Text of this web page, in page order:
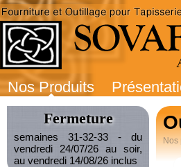
Nos Produits
Fermeture
semaines 31-32-33 - du
vendredi 24/07/26 au soir,
au vendredi 14/08/26 inclus
Nos